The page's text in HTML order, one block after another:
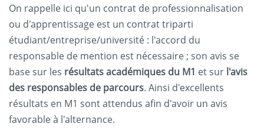
On rappelle ici qu'un contrat de professionnalisation
ou d'apprentissage est un contrat triparti
étudiant/entreprise/université : l'accord du
responsable de mention est nécessaire ; son avis se
base sur les résultats académiques du M1 et sur l'avis
des responsables de parcours. Ainsi d'excellents
résultats en M1 sont attendus afin d'avoir un avis
favorable à l'alternance.